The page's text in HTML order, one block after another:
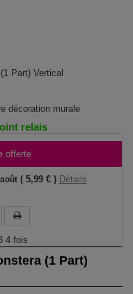
Part) Vertical
décoration murale
relais
offerte
( 5,99 € ) Détails
(1 Part)